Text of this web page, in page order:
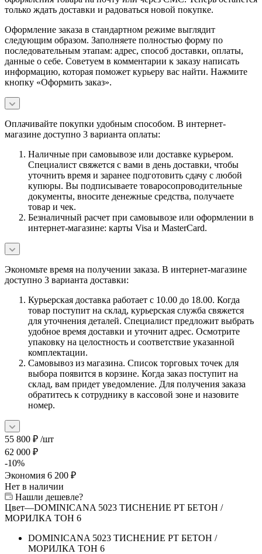
только ждать доставки и радоваться новой покупке.
Оформление заказа в стандартном режиме выглядит
следующим образом. Заполняете полностью форму по
последовательным этапам: адрес, способ доставки, оплаты,
данные о себе. Советуем в комментарии к заказу написать
информацию, которая поможет курьеру вас найти. Нажмите
кнопку «Оформить заказ».
Оплачивайте покупки удобным способом. В интернет-
магазине доступно 3 варианта оплаты:
Наличные при самовывозе или доставке курьером.
Специалист свяжется с вами в день доставки, чтобы
уточнить время и заранее подготовить сдачу с любой
купюры. Вы подписываете товаросопроводительные
документы, вносите денежные средства, получаете
товар и чек.
Безналичный расчет при самовывозе или оформлении в
интернет-магазине: карты Visa и MasterCard.
Экономьте время на получении заказа. В интернет-магазине
доступно 3 варианта доставки:
Курьерская доставка работает с 10.00 до 18.00. Когда
товар поступит на склад, курьерская служба свяжется
для уточнения деталей. Специалист предложит выбрать
удобное время доставки и уточнит адрес. Осмотрите
упаковку на целостность и соответствие указанной
комплектации.
Самовывоз из магазина. Список торговых точек для
выбора появится в корзине. Когда заказ поступит на
склад, вам придет уведомление. Для получения заказа
обратитесь к сотруднику в кассовой зоне и назовите
номер.
55 800 ₽ /шт
62 000 ₽
-10%
Экономия 6 200 ₽
Нет в наличии
Нашли дешевле?
Цвет—DOMINICANA 5023 ТИСНЕНИЕ РТ БЕТОН /
МОРИЛКА ТОН 6
DOMINICANA 5023 ТИСНЕНИЕ РТ БЕТОН /
МОРИЛКА ТОН 6